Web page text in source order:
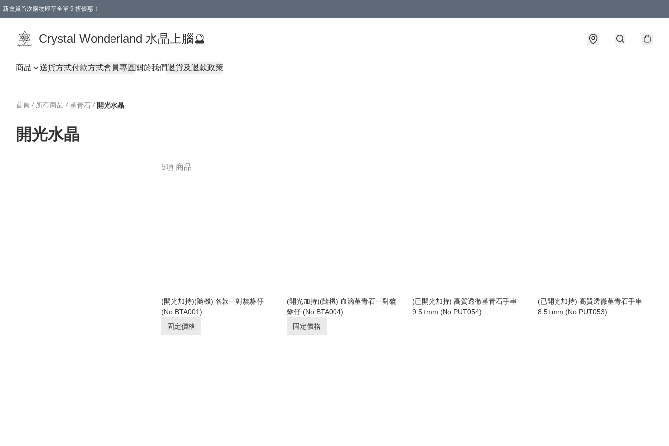
新會員首次購物即享全單 9 折優惠！
Crystal Wonderland 水晶上腦🔮
商品 送貨方式付款方式會員專區關於我們退貨及退款政策
首頁 / 所有商品 / 堇青石 / 開光水晶
開光水晶
5項 商品
(開光加持)(隨機) 各款一對貔貅仔
(No.BTA001)
固定價格
(開光加持)(隨機) 血滴堇青石一對貔
貅仔 (No.BTA004)
固定價格
(已開光加持) 高質透徹堇青石手串
9.5+mm (No.PUT054)
(已開光加持) 高質透徹堇青石手串
8.5+mm (No.PUT053)